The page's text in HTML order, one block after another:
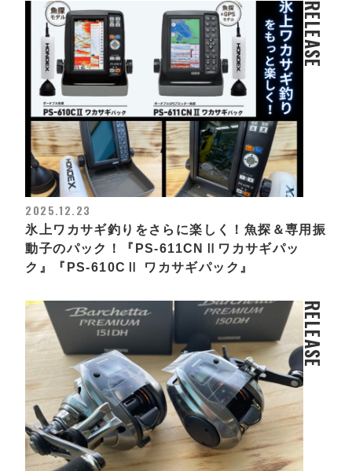
RELEASE
2025.12.23
氷上ワカサギ釣りをさらに楽しく！魚探＆専用振
動子のパック！『PS-611CNⅡワカサギパッ
ク』『PS-610CⅡ ワカサギパック』
RELEASE